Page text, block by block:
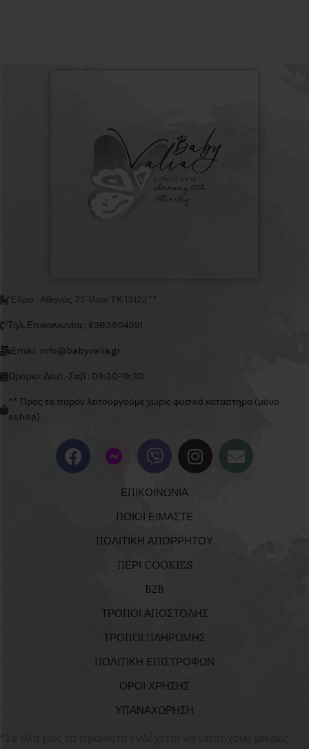
Έδρα : Αθηνάς 75 Ίλιον ΤΚ 13122**
Τηλ. Επικοινωνίας: 6983904991
Email: info@babyvalia.gr
Ωράριο: Δευτ.-Σαβ : 09:30-19:30
** Προς το παρόν λειτουργούμε χωρίς φυσικό κατάστημα (μόνο
eshop)
ΕΠΙΚΟΙΝΩΝΙΑ
ΠΟΙΟΙ ΕΙΜΑΣΤΕ
ΠΟΛΙΤΙΚΗ ΑΠΟΡΡΗΤΟΥ
ΠΕΡΙ COOKIES
B2B
ΤΡΟΠΟΙ ΑΠΟΣΤΟΛΗΣ
ΤΡΟΠΟΙ ΠΛΗΡΩΜΗΣ
ΠΟΛΙΤΙΚΗ ΕΠΙΣΤΡΟΦΩΝ
ΟΡΟΙ ΧΡΗΣΗΣ
ΥΠΑΝΑΧΩΡΗΣΗ